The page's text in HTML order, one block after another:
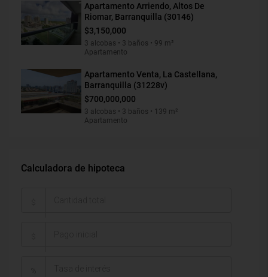
Apartamento Arriendo, Altos De
Riomar, Barranquilla (30146)
$3,150,000
3 alcobas • 3 baños • 99 m²
Apartamento
Apartamento Venta, La Castellana,
Barranquilla (31228v)
$700,000,000
3 alcobas • 3 baños • 139 m²
Apartamento
Calculadora de hipoteca